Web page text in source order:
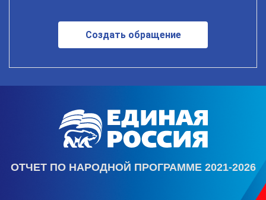
Создать обращение
ОТЧЕТ ПО НАРОДНОЙ ПРОГРАММЕ 2021-2026